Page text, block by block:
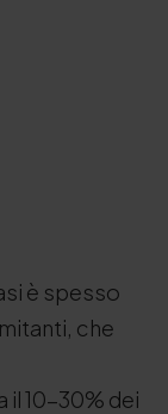
è spesso
che
il 10-30% dei